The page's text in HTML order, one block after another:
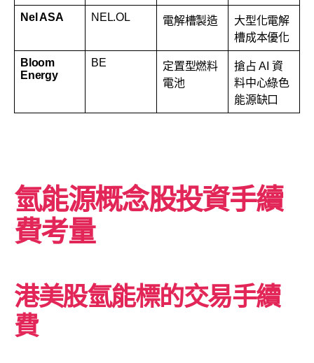
Nel ASA NEL.OL 電解槽製造
大型化電解
槽成本優化
Bloom
Energy
BE
定置型燃料
電池
搶占 AI 資
料中心綠色
能源缺口
氫能源概念股投資手續
費考量
港美股氫能標的交易手續
費